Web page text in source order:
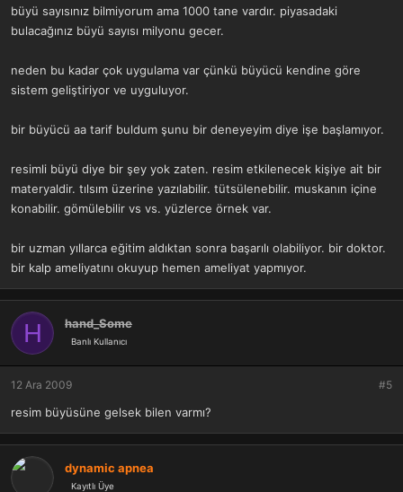
büyü sayısınız bilmiyorum ama 1000 tane vardır. piyasadaki
bulacağınız büyü sayısı milyonu gecer.
neden bu kadar çok uygulama var çünkü büyücü kendine göre
sistem geliştiriyor ve uyguluyor.
bir büyücü aa tarif buldum şunu bir deneyeyim diye işe başlamıyor.
resimli büyü diye bir şey yok zaten. resim etkilenecek kişiye ait bir
materyaldir. tılsım üzerine yazılabilir. tütsülenebilir. muskanın içine
konabilir. gömülebilir vs vs. yüzlerce örnek var.
bir uzman yıllarca eğitim aldıktan sonra başarılı olabiliyor. bir doktor.
bir kalp ameliyatını okuyup hemen ameliyat yapmıyor.
H hand_Some
Banlı Kullanıcı
12 Ara 2009 #5
resim büyüsüne gelsek bilen varmı?
dynamic apnea
Kayıtlı Üye